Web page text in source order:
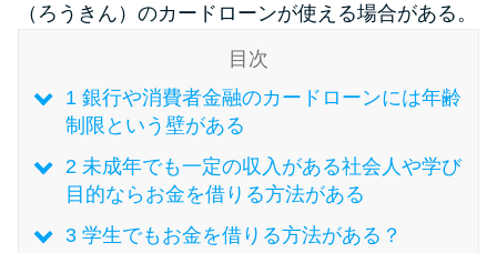
特集ページ一覧
種類や特徴で探す
銀行カードローンを選ぶべき4つ
の理由
（ろうきん）のカードローンが使える場合がある。
目次
1銀行や消費者金融のカードローンには年齢
制限という壁がある
2未成年でも一定の収入がある社会人や学び
目的ならお金を借りる方法がある
3学生でもお金を借りる方法がある？